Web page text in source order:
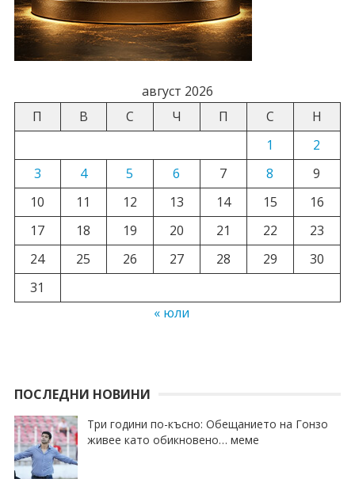
август 2026
П
В С Ч П С
Н
1
2
3
4 5 6 7 8
9
10
11 12 13 14 15
16
17
18 19 20 21 22
23
24
25 26 27 28 29
30
31
« юли
ПОСЛЕДНИ НОВИНИ
Три години по-късно: Обещанието на Гонзо
живее като обикновено… меме